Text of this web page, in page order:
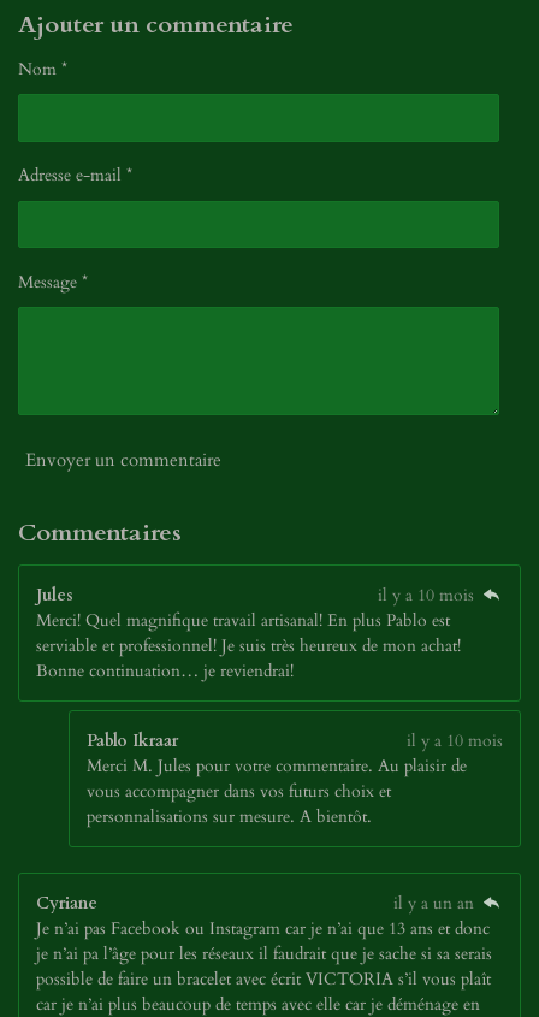
Ajouter un commentaire
Nom *
Adresse e-mail *
Message *
Envoyer un commentaire
Commentaires
Jules
il y a 10 mois
Merci! Quel magnifique travail artisanal! En plus Pablo est
serviable et professionnel! Je suis très heureux de mon achat!
Bonne continuation… je reviendrai!
Pablo Ikraar
il y a 10 mois
Merci M. Jules pour votre commentaire. Au plaisir de
vous accompagner dans vos futurs choix et
personnalisations sur mesure. A bientôt.
Cyriane
il y a un an
Je n’ai pas Facebook ou Instagram car je n’ai que 13 ans et donc
je n’ai pa l’âge pour les réseaux il faudrait que je sache si sa serais
possible de faire un bracelet avec écrit VICTORIA s’il vous plaît
car je n’ai plus beaucoup de temps avec elle car je déménage en